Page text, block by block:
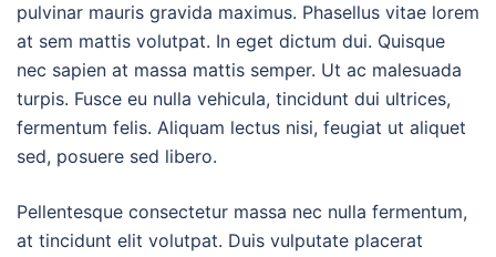
pulvinar mauris gravida maximus. Phasellus vitae lorem
at sem mattis volutpat. In eget dictum dui. Quisque
nec sapien at massa mattis semper. Ut ac malesuada
turpis. Fusce eu nulla vehicula, tincidunt dui ultrices,
fermentum felis. Aliquam lectus nisi, feugiat ut aliquet
sed, posuere sed libero.
Pellentesque consectetur massa nec nulla fermentum,
at tincidunt elit volutpat. Duis vulputate placerat